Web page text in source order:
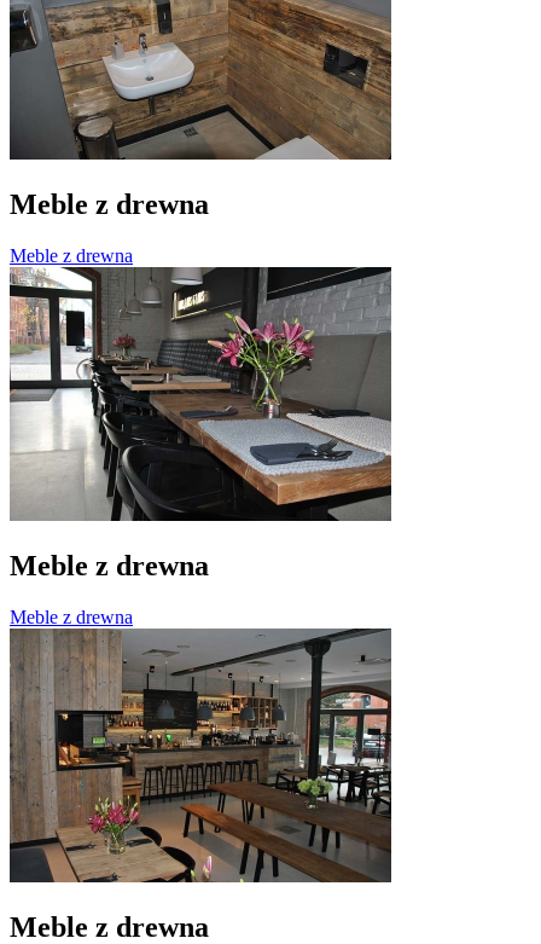
Meble z drewna
Meble z drewna
Meble z drewna
Meble z drewna
Meble z drewna